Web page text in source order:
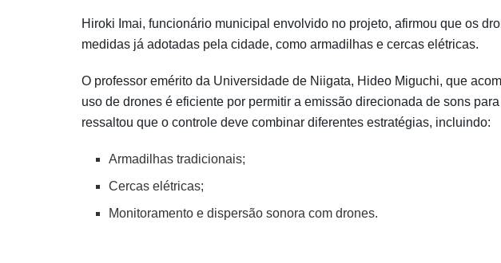
Hiroki Imai, funcionário municipal envolvido no projeto, afirmou que os
medidas já adotadas pela cidade, como armadilhas e cercas elétricas.
O professor emérito da Universidade de Niigata, Hideo Miguchi, que
uso de drones é eficiente por permitir a emissão direcionada de sons
ressaltou que o controle deve combinar diferentes estratégias, incluindo:
Armadilhas tradicionais;
Cercas elétricas;
Monitoramento e dispersão sonora com drones.